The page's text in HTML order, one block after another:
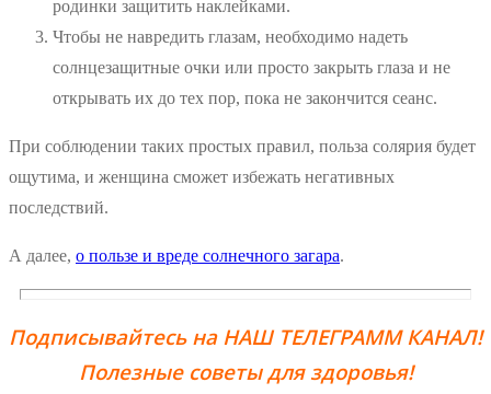
родинки защитить наклейками.
Чтобы не навредить глазам, необходимо надеть
солнцезащитные очки или просто закрыть глаза и не
открывать их до тех пор, пока не закончится сеанс.
При соблюдении таких простых правил, польза солярия будет
ощутима, и женщина сможет избежать негативных
последствий.
А далее, о пользе и вреде солнечного загара.
Подписывайтесь на НАШ ТЕЛЕГРАММ КАНАЛ!
Полезные советы для здоровья!